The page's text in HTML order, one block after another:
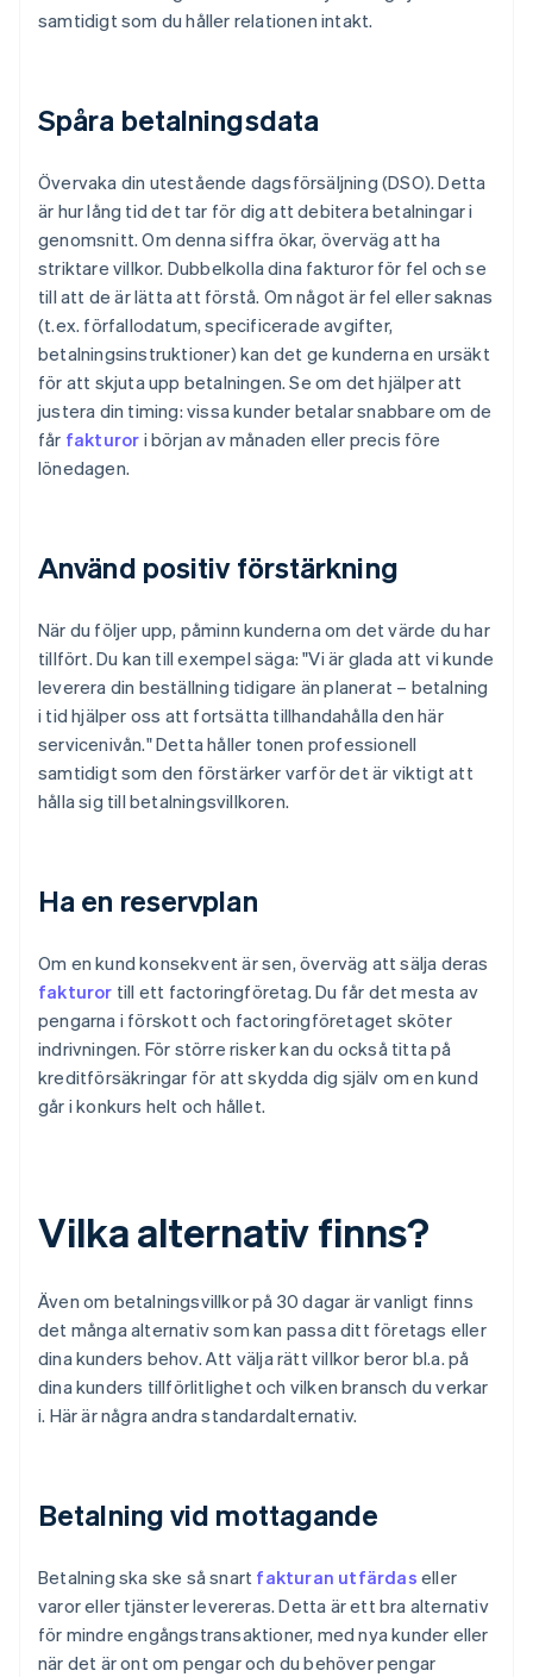
samtidigt som du håller relationen intakt.
Spåra betalningsdata
Övervaka din utestående dagsförsäljning (DSO). Detta
är hur lång tid det tar för dig att debitera betalningar i
genomsnitt. Om denna siffra ökar, överväg att ha
striktare villkor. Dubbelkolla dina fakturor för fel och se
till att de är lätta att förstå. Om något är fel eller saknas
(t.ex. förfallodatum, specificerade avgifter,
betalningsinstruktioner) kan det ge kunderna en ursäkt
för att skjuta upp betalningen. Se om det hjälper att
justera din timing: vissa kunder betalar snabbare om de
får fakturor i början av månaden eller precis före
lönedagen.
Använd positiv förstärkning
När du följer upp, påminn kunderna om det värde du har
tillfört. Du kan till exempel säga: "Vi är glada att vi kunde
leverera din beställning tidigare än planerat – betalning
i tid hjälper oss att fortsätta tillhandahålla den här
servicenivån." Detta håller tonen professionell
samtidigt som den förstärker varför det är viktigt att
hålla sig till betalningsvillkoren.
Ha en reservplan
Om en kund konsekvent är sen, överväg att sälja deras
fakturor till ett factoringföretag. Du får det mesta av
pengarna i förskott och factoringföretaget sköter
indrivningen. För större risker kan du också titta på
kreditförsäkringar för att skydda dig själv om en kund
går i konkurs helt och hållet.
Vilka alternativ finns?
Även om betalningsvillkor på 30 dagar är vanligt finns
det många alternativ som kan passa ditt företags eller
dina kunders behov. Att välja rätt villkor beror bl.a. på
dina kunders tillförlitlighet och vilken bransch du verkar
i. Här är några andra standardalternativ.
Betalning vid mottagande
Betalning ska ske så snart fakturan utfärdas eller
varor eller tjänster levereras. Detta är ett bra alternativ
för mindre engångstransaktioner, med nya kunder eller
när det är ont om pengar och du behöver pengar